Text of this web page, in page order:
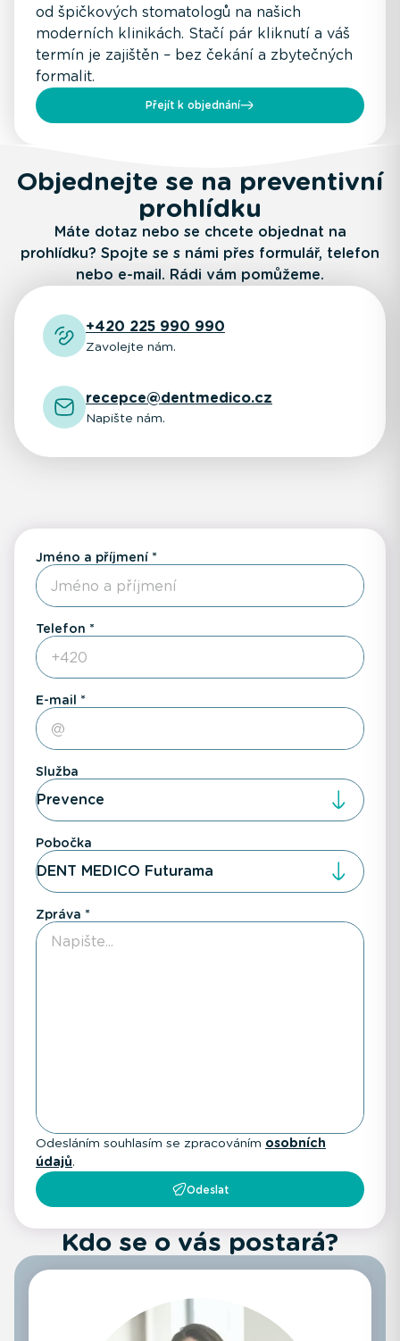
od špičkových stomatologů na našich
moderních klinikách. Stačí pár kliknutí a váš
termín je zajištěn – bez čekání a zbytečných
formalit.
Přejít k objednání
Objednejte se na preventivní
prohlídku
Máte dotaz nebo se chcete objednat na
prohlídku? Spojte se s námi přes formulář, telefon
nebo e-mail. Rádi vám pomůžeme.
+420 225 990 990
Zavolejte nám.
recepce@dentmedico.cz
Napište nám.
Jméno a příjmení
Telefon
E-mail
Služba
Prevence
Pobočka
DENT MEDICO Futurama
Zpráva
Odesláním souhlasím se zpracováním osobních
údajů.
Odeslat
Kdo se o vás postará?